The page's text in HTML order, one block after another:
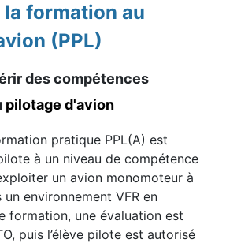
formation au
(PPL)
des compétences
pilotage d'avion
pratique PPL(A) est
à un niveau de compétence
un avion monomoteur à
un environnement VFR en
formation, une évaluation est
puis l’élève pilote est autorisé